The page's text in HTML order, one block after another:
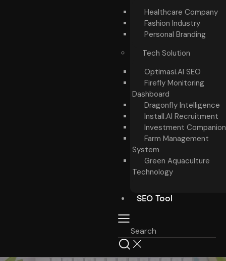
Healthcare Company
Fashion Industry
Personal Branding
Tech Solution
Optimasi.AI SEO
Firefly Monitoring
Dashboard
Dragonfly Intelligence
Install.AI Recruitment
Investment
Farm Management
System
Green Aquaculture
Technology
SEO Tool